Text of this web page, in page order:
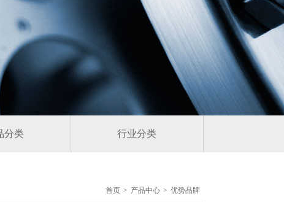
分类 行业分类
首页 > 产品中心 > 优势品牌